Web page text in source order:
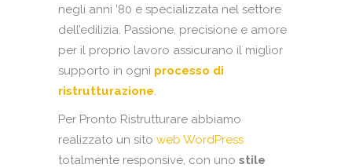
negli anni ’80 e specializzata nel settore
dell’edilizia. Passione, precisione e amore
per il proprio lavoro assicurano il miglior
supporto in ogni processo di
ristrutturazione.
Per Pronto Ristrutturare abbiamo
realizzato un sito web WordPress
totalmente responsive, con uno stile